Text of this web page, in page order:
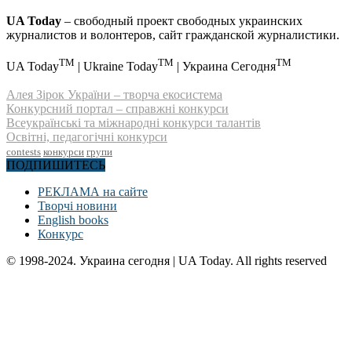
UA Today – свободный проект свободных украинских
журналистов и волонтеров, сайт гражданской журналистики.
UA TodayTM | Ukraine TodayTM | Украина СегодняTM
Алея Зірок України – творча екосистема
Конкурсний портал – справжні конкурси
Всеукраїнські та міжнародні конкурси талантів
Освітні, педагогічні конкурси
contests конкурси групи
ПОДПИШИТЕСЬ
РЕКЛАМА на сайте
Творчі новини
English books
Конкурс
© 1998-2024. Украина сегодня | UA Today. All rights reserved